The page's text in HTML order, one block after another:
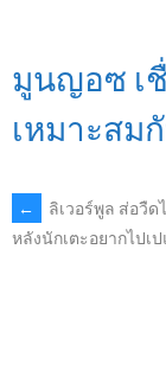
มูนญอซ เ
เหมาะสม
POST
←
ลิเวอร์พูล ส่อวืด
หลังนักเตะอยากไปเ